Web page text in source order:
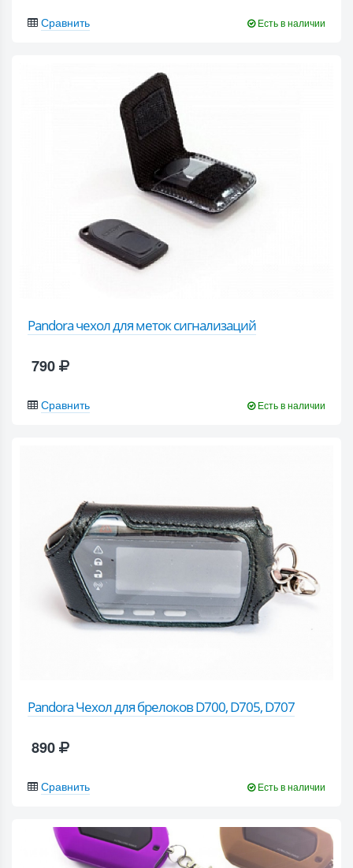
Сравнить Есть в наличии
Pandora чехол для меток сигнализаций
790
Сравнить Есть в наличии
Pandora Чехол для брелоков D700, D705, D707
890
Сравнить Есть в наличии